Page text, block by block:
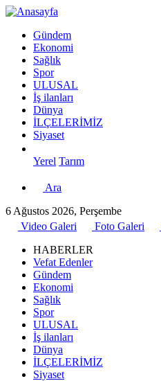
Gündem
Ekonomi
Sağlık
Spor
ULUSAL
İş ilanları
Dünya
İLÇELERİMİZ
Siyaset
Yerel Tarım
Ara
6 Ağustos 2026, Perşembe
Video Galeri
Foto Galeri
HABERLER
Vefat Edenler
Gündem
Ekonomi
Sağlık
Spor
ULUSAL
İş ilanları
Dünya
İLÇELERİMİZ
Siyaset